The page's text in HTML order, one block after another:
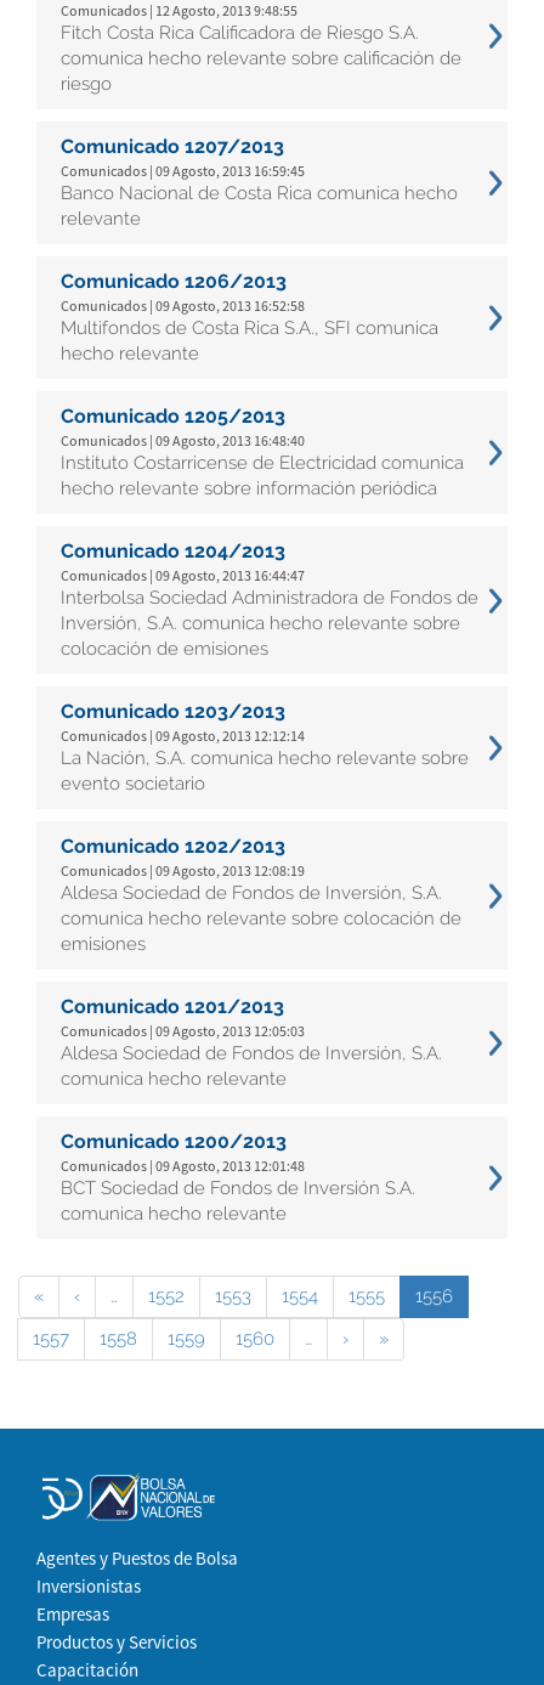
Comunicados | 12 Agosto, 2013 9:48:55
Fitch Costa Rica Calificadora de Riesgo S.A.
comunica hecho relevante sobre calificación de
riesgo
Comunicado 1207/2013
Comunicados | 09 Agosto, 2013 16:59:45
Banco Nacional de Costa Rica comunica hecho
relevante
Comunicado 1206/2013
Comunicados | 09 Agosto, 2013 16:52:58
Multifondos de Costa Rica S.A., SFI comunica
hecho relevante
Comunicado 1205/2013
Comunicados | 09 Agosto, 2013 16:48:40
Instituto Costarricense de Electricidad comunica
hecho relevante sobre información periódica
Comunicado 1204/2013
Comunicados | 09 Agosto, 2013 16:44:47
Interbolsa Sociedad Administradora de Fondos de
Inversión, S.A. comunica hecho relevante sobre
colocación de emisiones
Comunicado 1203/2013
Comunicados | 09 Agosto, 2013 12:12:14
La Nación, S.A. comunica hecho relevante sobre
evento societario
Comunicado 1202/2013
Comunicados | 09 Agosto, 2013 12:08:19
Aldesa Sociedad de Fondos de Inversión, S.A.
comunica hecho relevante sobre colocación de
emisiones
Comunicado 1201/2013
Comunicados | 09 Agosto, 2013 12:05:03
Aldesa Sociedad de Fondos de Inversión, S.A.
comunica hecho relevante
Comunicado 1200/2013
Comunicados | 09 Agosto, 2013 12:01:48
BCT Sociedad de Fondos de Inversión S.A.
comunica hecho relevante
« ‹ … 1552 1553 1554 1555
1556
1557
1558 1559 1560 … › »
Agentes y Puestos de Bolsa
Inversionistas
Empresas
Productos y Servicios
Capacitación